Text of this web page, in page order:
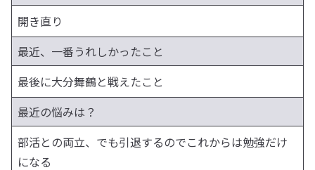
開き直り
最近、一番うれしかったこと
最後に大分舞鶴と戦えたこと
最近の悩みは？
部活との両立、でも引退するのでこれからは勉強だけ
になる